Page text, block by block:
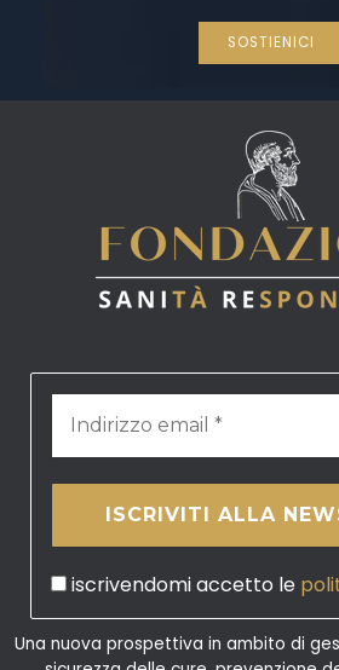
SOSTIENICI
iscrivendomi accetto le
Una nuova prospettiva in ambito di